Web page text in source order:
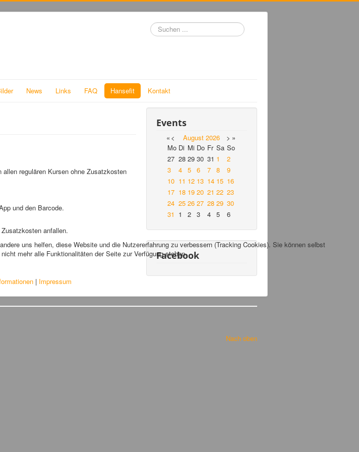
Suchen
...
News Links FAQ Hansefit Kontakt
regulären Kursen ohne Zusatzkosten
und den Barcode.
anfallen.
Events
« < August 2026 > »
Mo Di Mi Do Fr Sa So
27 28 29 30 31 1
2
3
4 5 6 7 8
9
10 11 12 13 14 15 16
17 18 19 20 21 22 23
24 25 26 27 28 29 30
31 1 2 3 4 5 6
Facebook
Nach oben
uns helfen, diese Website und die Nutzererfahrung zu verbessern (Tracking Cookies). Sie können selbst
mehr alle Funktionalitäten der Seite zur Verfügung stehen.
| Impressum